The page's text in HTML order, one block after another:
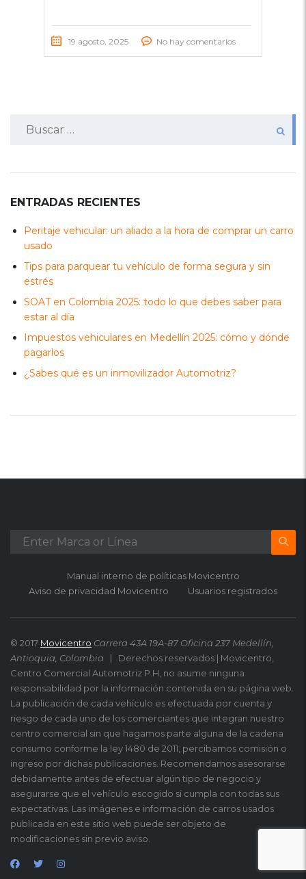
19 agosto, 2025 No hay comentarios
ENTRADAS RECIENTES
Peritaje vehicular: un aliado a la hora de comprar un carro
usado
Tips para parquear tu vehículo de forma segura y sin
estrés
SOAT en Colombia 2025: todo lo que debes saber para
estar al día
Impuestos vehiculares en Medellín 2025: cómo y dónde
pagarlos
¿Sabes qué es un inmovilizador Automotriz?
Manual interno de políticas Movicentro
Aviso de privacidad Movicentro
Usuarios registrados
© 2017 Movicentro Carrera 43A 19A-87 Oficina 237 Medellín,
Antioquia, Colombia
Derechos reservados | Movicentro,
Centro Comercial Automotriz P.H, no asume ninguna
responsabilidad por la información contenida en su página web.
La publicación de cada vehículo es efectuada por cuenta y
riesgo de cada uno de los comerciantes que integran nuestro
centro comercial sin que hagamos parte alguna de la cadena
consumo conforme la ley 1480 de 2011, percibamos comisión o
ingreso por dichas publicaciones. Recomendamos asesorarse
debidamente antes de efectuar algún tipo de negocio y
asegurarse que el vehículo escogido si cumpla con todas sus
expectativas. Las imágenes e información de carros usados
publicada en este sitio web puede ser objeto de
modificaciones sin previo aviso.